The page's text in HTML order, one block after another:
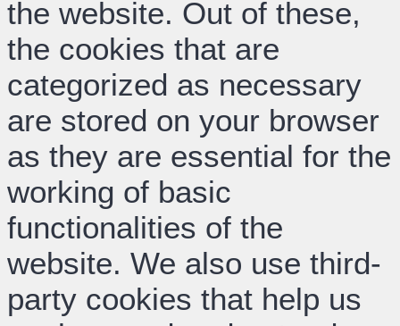
the website. Out of these,
the cookies that are
categorized as necessary
are stored on your browser
as they are essential for the
working of basic
functionalities of the
website. We also use third-
party cookies that help us